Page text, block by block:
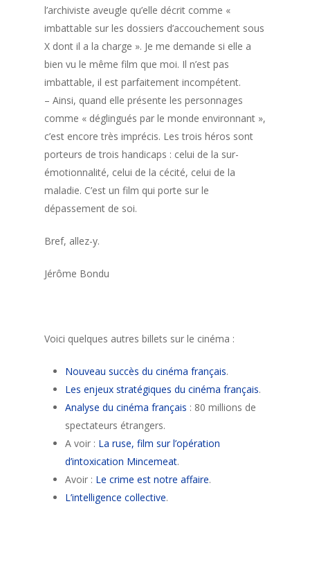
l’archiviste aveugle qu’elle décrit comme «
imbattable sur les dossiers d’accouchement sous
X dont il a la charge ». Je me demande si elle a
bien vu le même film que moi. Il n’est pas
imbattable, il est parfaitement incompétent.
– Ainsi, quand elle présente les personnages
comme « déglingués par le monde environnant »,
c’est encore très imprécis. Les trois héros sont
porteurs de trois handicaps : celui de la sur-
émotionnalité, celui de la cécité, celui de la
maladie. C’est un film qui porte sur le
dépassement de soi.
Bref, allez-y.
Jérôme Bondu
Voici quelques autres billets sur le cinéma :
Nouveau succès du cinéma français.
Les enjeux stratégiques du cinéma français.
Analyse du cinéma français : 80 millions de
spectateurs étrangers.
A voir : La ruse, film sur l’opération
d’intoxication Mincemeat.
Avoir : Le crime est notre affaire.
L’intelligence collective.